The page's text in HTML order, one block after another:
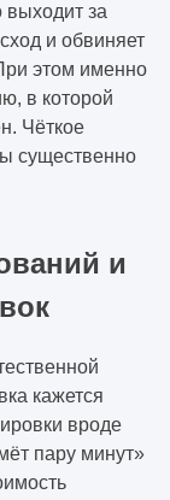
выходит за
и обвиняет
этом именно
в которой
Чёткое
существенно
и
кажется
вроде
пару минут»